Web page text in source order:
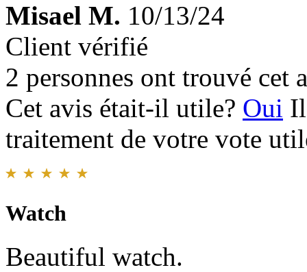
Misael M. 10/13/24
Client vérifié
2 personnes ont trouvé cet
Cet avis était-il utile? Oui
traitement de votre vote
Watch
Beautiful watch.